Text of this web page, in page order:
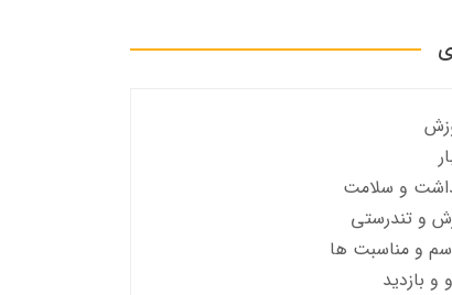
و سلامت
و تندرستی
و مناسبت ها
و بازدید